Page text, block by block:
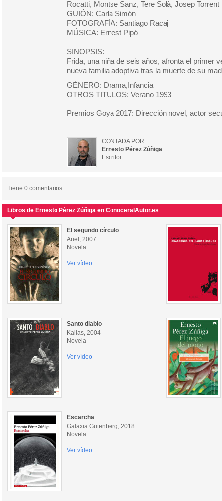
Rocatti, Montse Sanz, Tere Solà, Josep Torrent
GUIÓN: Carla Simón
FOTOGRAFÍA: Santiago Racaj
MÚSICA: Ernest Pipó
SINOPSIS:
Frida, una niña de seis años, afronta el primer
nueva familia adoptiva tras la muerte de su
GÉNERO: Drama,Infancia
OTROS TITULOS: Verano 1993
Premios Goya 2017: Dirección novel, actor
CONTADA POR:
Ernesto Pérez Zúñiga
Escritor.
Tiene 0 comentarios
Libros de Ernesto Pérez Zúñiga en ConoceralAutor.es
El segundo círculo
Ariel, 2007
Novela
Ver vídeo
Santo diablo
Kailas, 2004
Novela
Ver vídeo
Escarcha
Galaxia Gutenberg, 2018
Novela
Ver vídeo